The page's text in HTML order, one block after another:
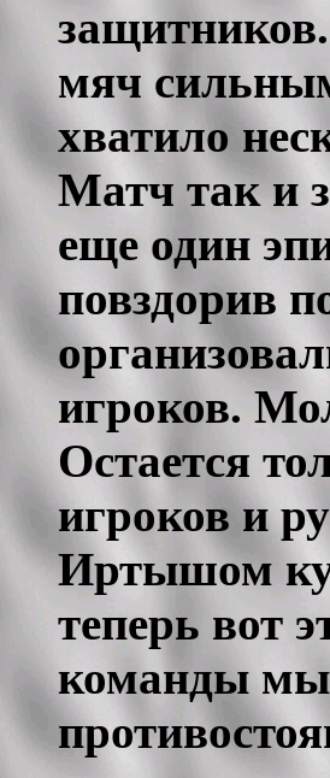
мяч
хватило
Матч так и
еще один
повздорив
игроков.
Остается
игроков и
Иртышом
теперь вот
команды мы